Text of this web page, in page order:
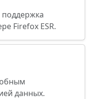
Firefox ESR.
данных.